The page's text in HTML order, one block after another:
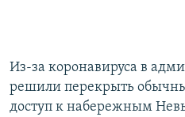
Из-за коронавируса в
решили перекрыть
доступ к набережным